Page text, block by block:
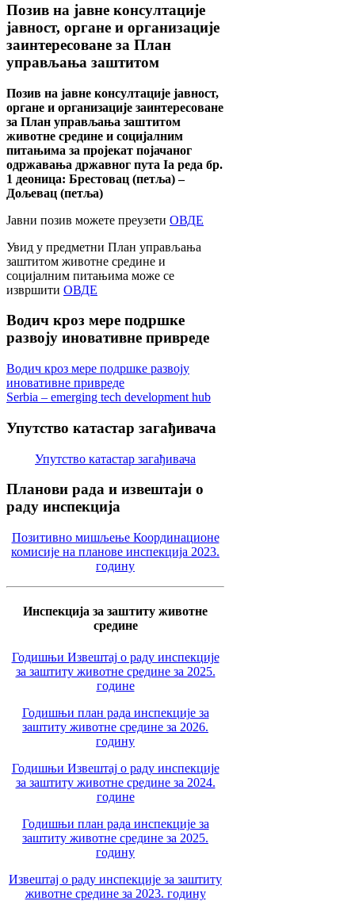
Позив на јавне консултације
јавност, органе и организације
заинтересоване за План
управљања заштитом
Позив на јавне консултације јавност,
органе и организације заинтересоване
за План управљања заштитом
животне средине и социјалним
питањима за пројекат појачаног
одржавања државног пута Ia реда бр.
1 деоница: Брестовац (петља) –
Дољевац (петља)
Јавни позив можете преузети ОВДЕ
Увид у предметни План управљања
заштитом животне средине и
социјалним питањима може се
извршити ОВДЕ
Водич кроз мере подршке
развоју иновативне привреде
Водич кроз мере подршке развоју
иновативне привреде
Serbia – emerging tech development hub
Упутство катастар загађивача
Упутство катастар загађивача
Планови рада и извештаји о
раду инспекција
Позитивно мишљење Координационе
комисије на планове инспекција 2023.
годину
Инспекција за заштиту животне
средине
Годишњи Извештај о раду инспекције
за заштиту животне средине за 2025.
године
Годишњи план рада инспекције за
заштиту животне средине за 2026.
годину
Годишњи Извештај о раду инспекције
за заштиту животне средине за 2024.
године
Годишњи план рада инспекције за
заштиту животне средине за 2025.
годину
Извештај о раду инспекције за заштиту
животне средине за 2023. годину